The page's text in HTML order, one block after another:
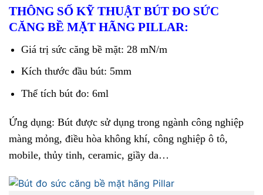
THÔNG SỐ KỸ THUẬT BÚT ĐO SỨC
CĂNG BỀ MẶT HÃNG PILLAR:
Giá trị sức căng bề mặt: 28 mN/m
Kích thước đầu bút: 5mm
Thể tích bút đo: 6ml
Ứng dụng: Bút được sử dụng trong ngành công nghiệp
màng mỏng, điều hòa không khí, công nghiệp ô tô,
mobile, thủy tinh, ceramic, giầy da…